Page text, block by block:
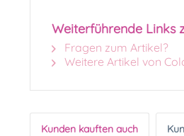
Weiterführende Links
Fragen zum Artikel?
Weitere Artikel von
Kunden kauften auch